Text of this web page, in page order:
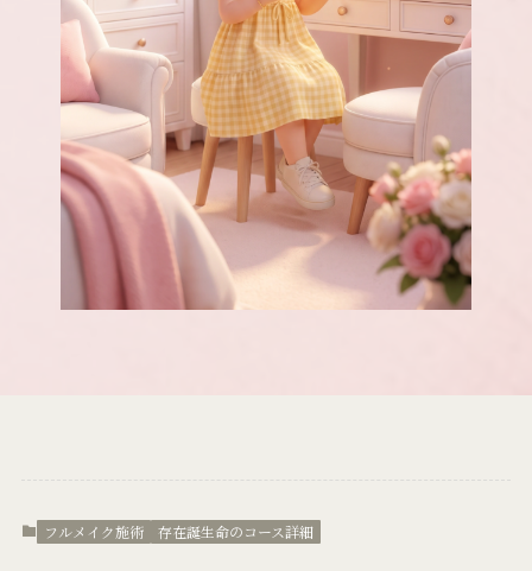
フルメイク施術 存在誕生命のコース詳細